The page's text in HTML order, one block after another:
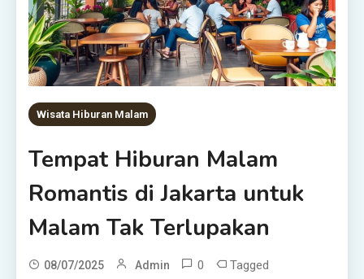
Wisata Hiburan Malam
Tempat Hiburan Malam
Romantis di Jakarta untuk
Malam Tak Terlupakan
08/07/2025 Admin 0 Tagged